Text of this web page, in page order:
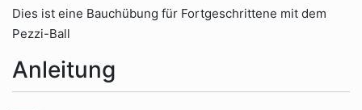
Dies ist eine Bauchübung für Fortgeschrittene mit dem
Pezzi-Ball
Anleitung